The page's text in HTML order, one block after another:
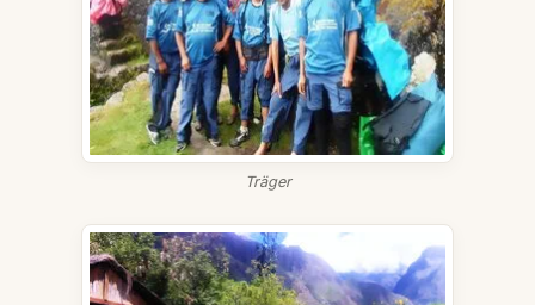
Träger